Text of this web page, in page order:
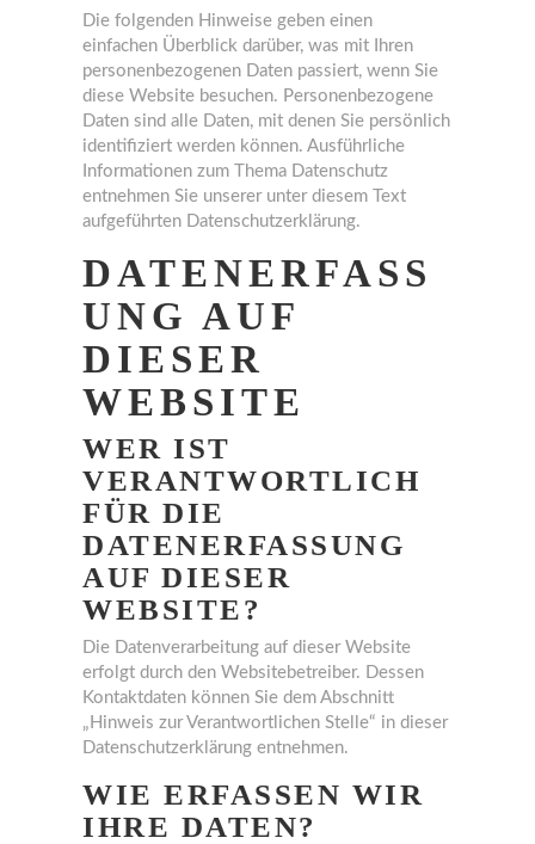
Die folgenden Hinweise geben einen
einfachen Überblick darüber, was mit Ihren
personenbezogenen Daten passiert, wenn Sie
diese Website besuchen. Personenbezogene
Daten sind alle Daten, mit denen Sie persönlich
identifiziert werden können. Ausführliche
Informationen zum Thema Datenschutz
entnehmen Sie unserer unter diesem Text
aufgeführten Datenschutzerklärung.
DATENERFASS
UNG AUF
DIESER
WEBSITE
WER IST
VERANTWORTLICH
FÜR DIE
DATENERFASSUNG
AUF DIESER
WEBSITE?
Die Datenverarbeitung auf dieser Website
erfolgt durch den Websitebetreiber. Dessen
Kontaktdaten können Sie dem Abschnitt
„Hinweis zur Verantwortlichen Stelle“ in dieser
Datenschutzerklärung entnehmen.
WIE ERFASSEN WIR
IHRE DATEN?